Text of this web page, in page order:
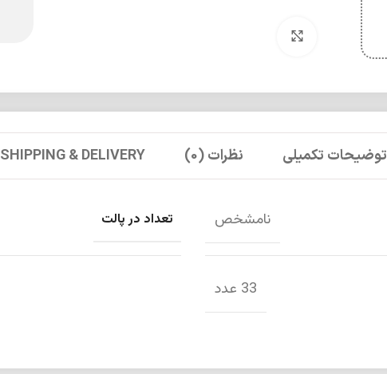
توضیحات تکمیلی نظرات (0) SHIPPING & DELIVERY
نامشخص تعداد در پالت
33 عدد